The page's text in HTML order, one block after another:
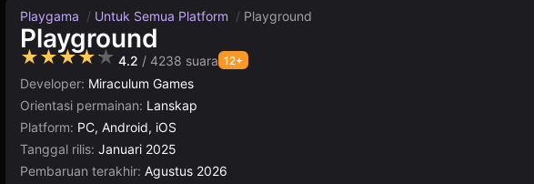
Playgama / Untuk Semua Platform / Playground
Playground
★★★★★ 4.2 / 4238 suara 12+
Developer: Miraculum Games
Orientasi permainan: Lanskap
Platform: PC, Android, iOS
Tanggal rilis: Januari 2025
Pembaruan terakhir: Agustus 2026